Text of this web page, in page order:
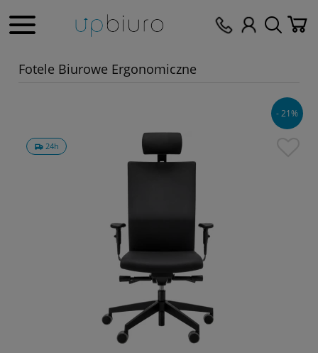
Fotele Biurowe Ergonomiczne
24h
- 21%